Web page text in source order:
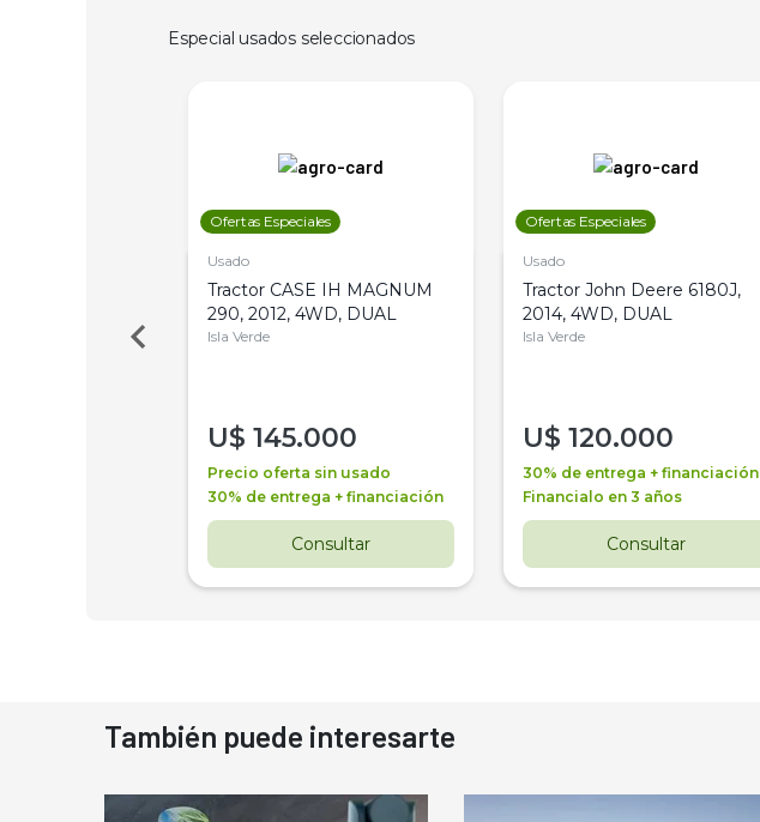
Especial usados seleccionados
Ofertas Especiales
Usado
Tractor CASE IH MAGNUM
290, 2012, 4WD, DUAL
Isla Verde
U$ 145.000
Precio oferta sin usado
30% de entrega + financiación
Consultar
Ofertas Especiales
Usado
Tractor John Deere 6180J,
2014, 4WD, DUAL
Isla Verde
U$ 120.000
30% de entrega + financiación
Financialo en 3 años
Consultar
También puede interesarte